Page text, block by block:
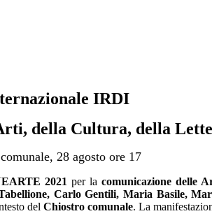
IRDI
della Cultura, della
28 agosto ore 17
2021 per la comunicazione delle
Carlo Gentili, Maria Basile,
del Chiostro comunale. La